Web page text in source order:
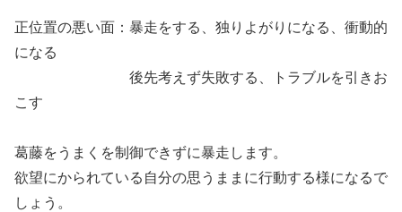
正位置の悪い面：暴走をする、独りよがりになる、衝動的
になる
後先考えず失敗する、トラブルを引きお
こす
葛藤をうまくを制御できずに暴走します。
欲望にかられている自分の思うままに行動する様になるで
しょう。